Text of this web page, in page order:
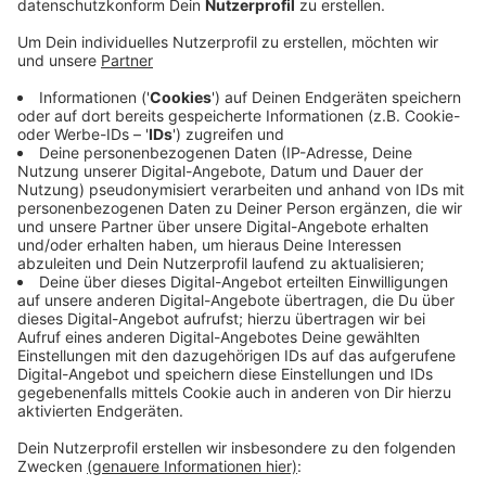
Samstag drei Täter in das Geschäft an der Straße
"Im Hammertal" eingestiegen, während eine vierte
Person Schmiere stand.
Veröffentlicht: Montag, 28.07.2025 09:36
Anzeige
Nach einem Einbruch in einen Wittener Supermarkt hat
die Polizei vier Tatverdächtige festgenommen. Ein
Zeuge hatte die Gruppe beobachtet und die Polizei
alarmiert. Die erwischte in Tatortnähe drei Wittener im
Alter von 16, 17 und 18 Jahren und einen 21-Jährigen
aus Wuppertal. Alle wurden vorläufig festgenommen,
die Polizei ermittelt noch.